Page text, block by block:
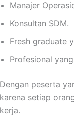
Manajer
Konsultan SDM.
Fresh graduate
Profesional
Dengan peserta
karena setiap
kerja.